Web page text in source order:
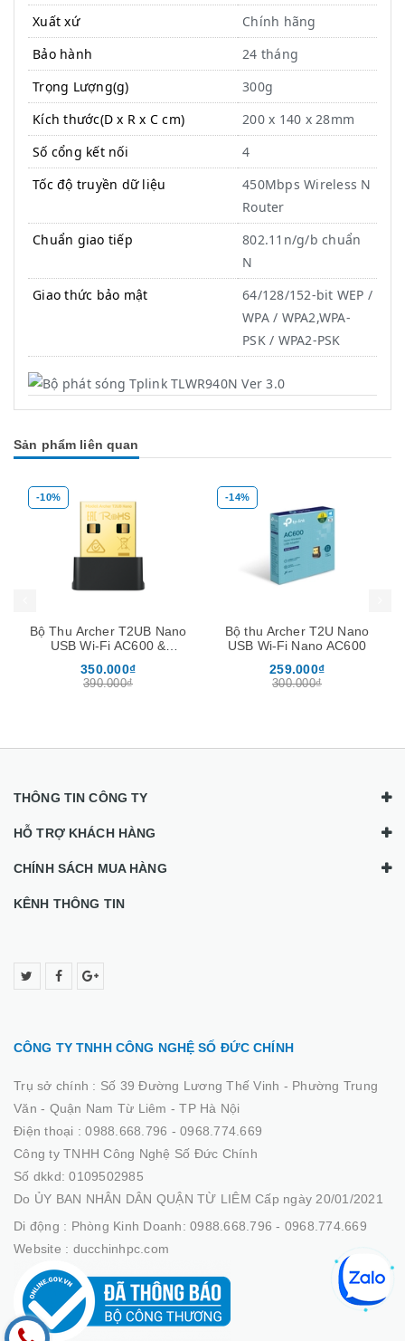
Xuất xứ
Chính hãng
Bảo hành
24 tháng
Trọng Lượng(g)
300g
Kích thước(D x R x C cm)
200 x 140 x 28mm
Số cổng kết nối
4
Tốc độ truyền dữ liệu
450Mbps Wireless N
Router
Chuẩn giao tiếp
802.11n/g/b chuẩn
N
Giao thức bảo mật
64/128/152-bit WEP /
WPA / WPA2,WPA-
PSK / WPA2-PSK
Sản phẩm liên quan
-10%
Bộ Thu Archer T2UB Nano
USB Wi-Fi AC600 &
350.000₫
390.000₫
-14%
Bộ thu Archer T2U Nano
USB Wi-Fi Nano AC600
259.000₫
300.000₫
THÔNG TIN CÔNG TY
HỖ TRỢ KHÁCH HÀNG
CHÍNH SÁCH MUA HÀNG
KÊNH THÔNG TIN
CÔNG TY TNHH CÔNG NGHỆ SỐ ĐỨC CHÍNH
Trụ sở chính : Số 39 Đường Lương Thế Vinh - Phường Trung
Văn - Quận Nam Từ Liêm - TP Hà Nội
Điện thoại :0988.668.796 - 0968.774.669
Công ty TNHH Công Nghệ Số Đức Chính
Số dkkd: 0109502985
Do ỦY BAN NHÂN DÂN QUẬN TỪ LIÊM Cấp ngày 20/01/2021
Di động : Phòng Kinh Doanh: 0988.668.796 - 0968.774.669
Website : ducchinhpc.com